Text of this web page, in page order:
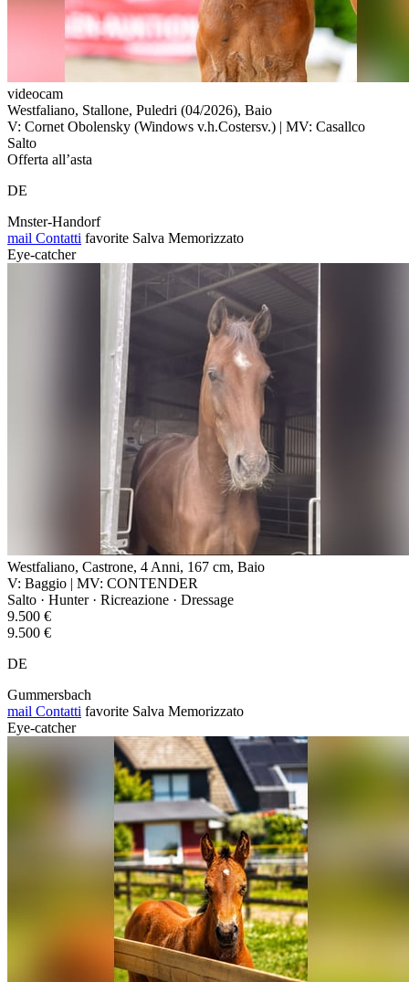
videocam
Westfaliano, Stallone, Puledri (04/2026), Baio
V: Cornet Obolensky (Windows v.h.Costersv.) | MV: Casallco
Salto
Offerta all’asta
DE
Mnster-Handorf
mail Contatti favorite Salva Memorizzato
Eye-catcher
Westfaliano, Castrone, 4 Anni, 167 cm, Baio
V: Baggio | MV: CONTENDER
Salto · Hunter · Ricreazione · Dressage
9.500 €
9.500 €
DE
Gummersbach
mail Contatti favorite Salva Memorizzato
Eye-catcher